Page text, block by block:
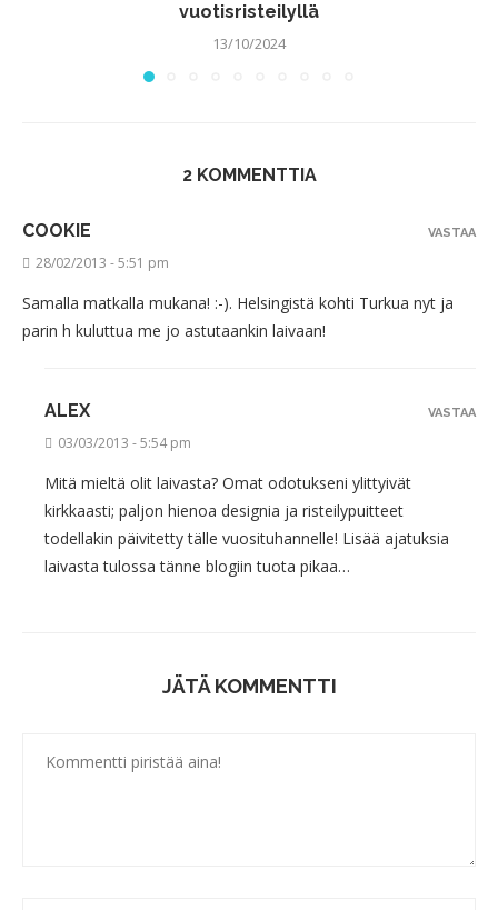
vuotisristeilyllä
13/10/2024
2 KOMMENTTIA
COOKIE
28/02/2013 - 5:51 pm
Samalla matkalla mukana! :-). Helsingistä kohti Turkua nyt ja
parin h kuluttua me jo astutaankin laivaan!
VASTAA
ALEX
03/03/2013 - 5:54 pm
Mitä mieltä olit laivasta? Omat odotukseni ylittyivät
kirkkaasti; paljon hienoa designia ja risteilypuitteet
todellakin päivitetty tälle vuosituhannelle! Lisää ajatuksia
laivasta tulossa tänne blogiin tuota pikaa…
VASTAA
JÄTÄ KOMMENTTI